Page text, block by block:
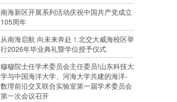
南海新区开展系列活动庆祝中国共产党成立
105周年
从南海启航 向未来奔赴！北交大威海校区举
行2026年毕业典礼暨学位授予仪式
穆穆院士任学术委员会主任委员!山东科技大
学与中国海洋大学、河海大学共建的海洋-
数理前沿交叉联合实验室第一届学术委员会
第一次会议召开